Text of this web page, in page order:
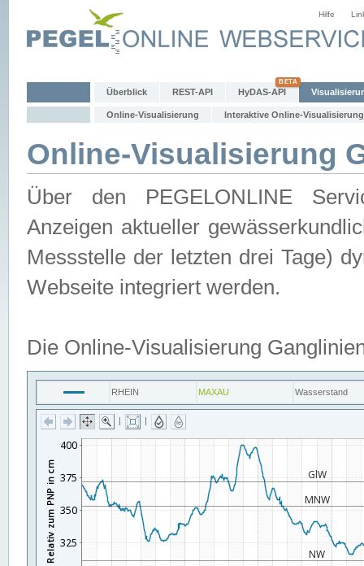
Hilfe
Überblick REST-API HyDAS-API
Online-Visualisierung Interaktive Online-Visualisierung
Online-Visualisierung
Über den PEGELONLINE
Anzeigen aktueller
Messstelle der letzten drei Tage)
Webseite integriert werden.
Die Online-Visualisierung